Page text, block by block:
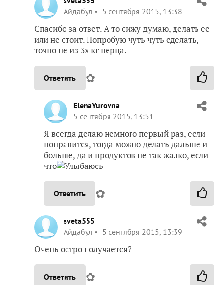
Айдабул
5 сентября 2015, 13:38
Спасибо за ответ. А то сижу думаю, делать ее
или не стоит. Попробую чуть чуть сделать,
точно не из 3х кг перца.
Ответить ✿
ElenaYurovna
5 сентября 2015, 13:51
Я всегда делаю немного первый раз, если
понравится, тогда можно делать дальше и
больше, да и продуктов не так жалко, если
что
Ответить ✿
sveta555
Айдабул
5 сентября 2015, 13:39
Очень остро получается?
Ответить ✿